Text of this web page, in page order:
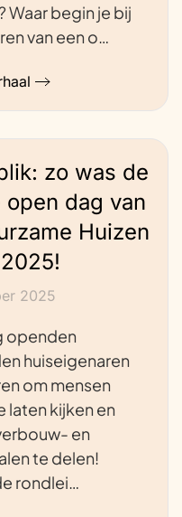
Waar begin je bij
van een o…
zo was de
open dag van
Huizen
2025
openden
huiseigenaren
om mensen
laten kijken en
en
te delen!
rondlei…